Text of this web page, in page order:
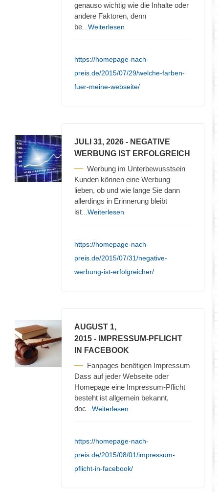
genauso wichtig wie die Inhalte oder
andere Faktoren, denn
be ...Weiterlesen
https://homepage-nach-
preis.de/2015/07/29/welche-farben-
fuer-meine-webseite/
JULI 31, 2026 - NEGATIVE
WERBUNG IST ERFOLGREICH
Werbung im Unterbewusstsein
Kunden können eine Werbung
lieben, ob und wie lange Sie dann
allerdings in Erinnerung bleibt
ist ...Weiterlesen
https://homepage-nach-
preis.de/2015/07/31/negative-
werbung-ist-erfolgreicher/
AUGUST 1,
2015 - IMPRESSUM-PFLICHT
IN FACEBOOK
Fanpages benötigen Impressum
Dass auf jeder Webseite oder
Homepage eine Impressum-Pflicht
besteht ist allgemein bekannt,
doc ...Weiterlesen
https://homepage-nach-
preis.de/2015/08/01/impressum-
pflicht-in-facebook/